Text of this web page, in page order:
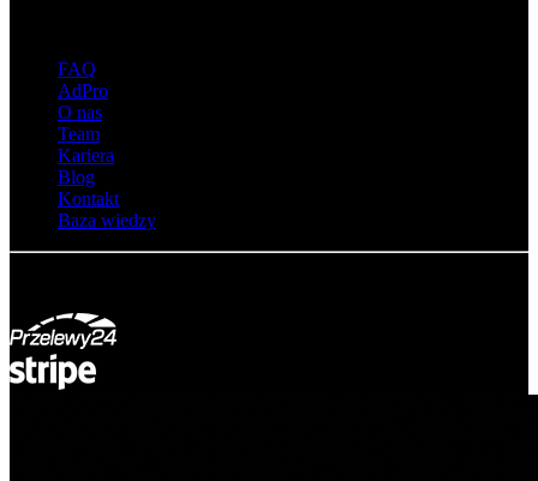
FAQ
AdPro
O nas
Team
Kariera
Blog
Kontakt
Baza wiedzy